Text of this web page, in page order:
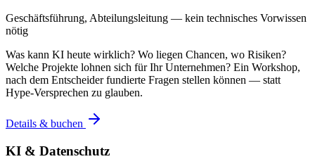
Geschäftsführung, Abteilungsleitung — kein technisches Vorwissen
nötig
Was kann KI heute wirklich? Wo liegen Chancen, wo Risiken?
Welche Projekte lohnen sich für Ihr Unternehmen? Ein Workshop,
nach dem Entscheider fundierte Fragen stellen können — statt
Hype-Versprechen zu glauben.
Details & buchen
KI & Datenschutz